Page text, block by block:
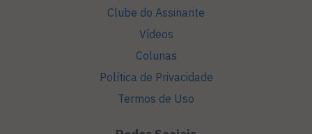
Clube do Assinante
Vídeos
Colunas
Política de Privacidade
Termos de Uso